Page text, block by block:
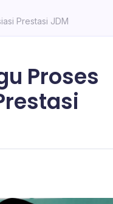
Prestasi JDM
Proses